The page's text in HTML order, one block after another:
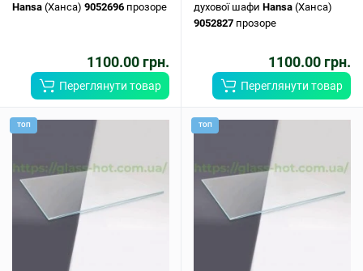
Hansa (Ханса) 9052696 прозоре
1100.00 грн.
Переглянути товар
духової шафи Hansa (Ханса)
9052827 прозоре
1100.00 грн.
Переглянути товар
ТОП ТОП